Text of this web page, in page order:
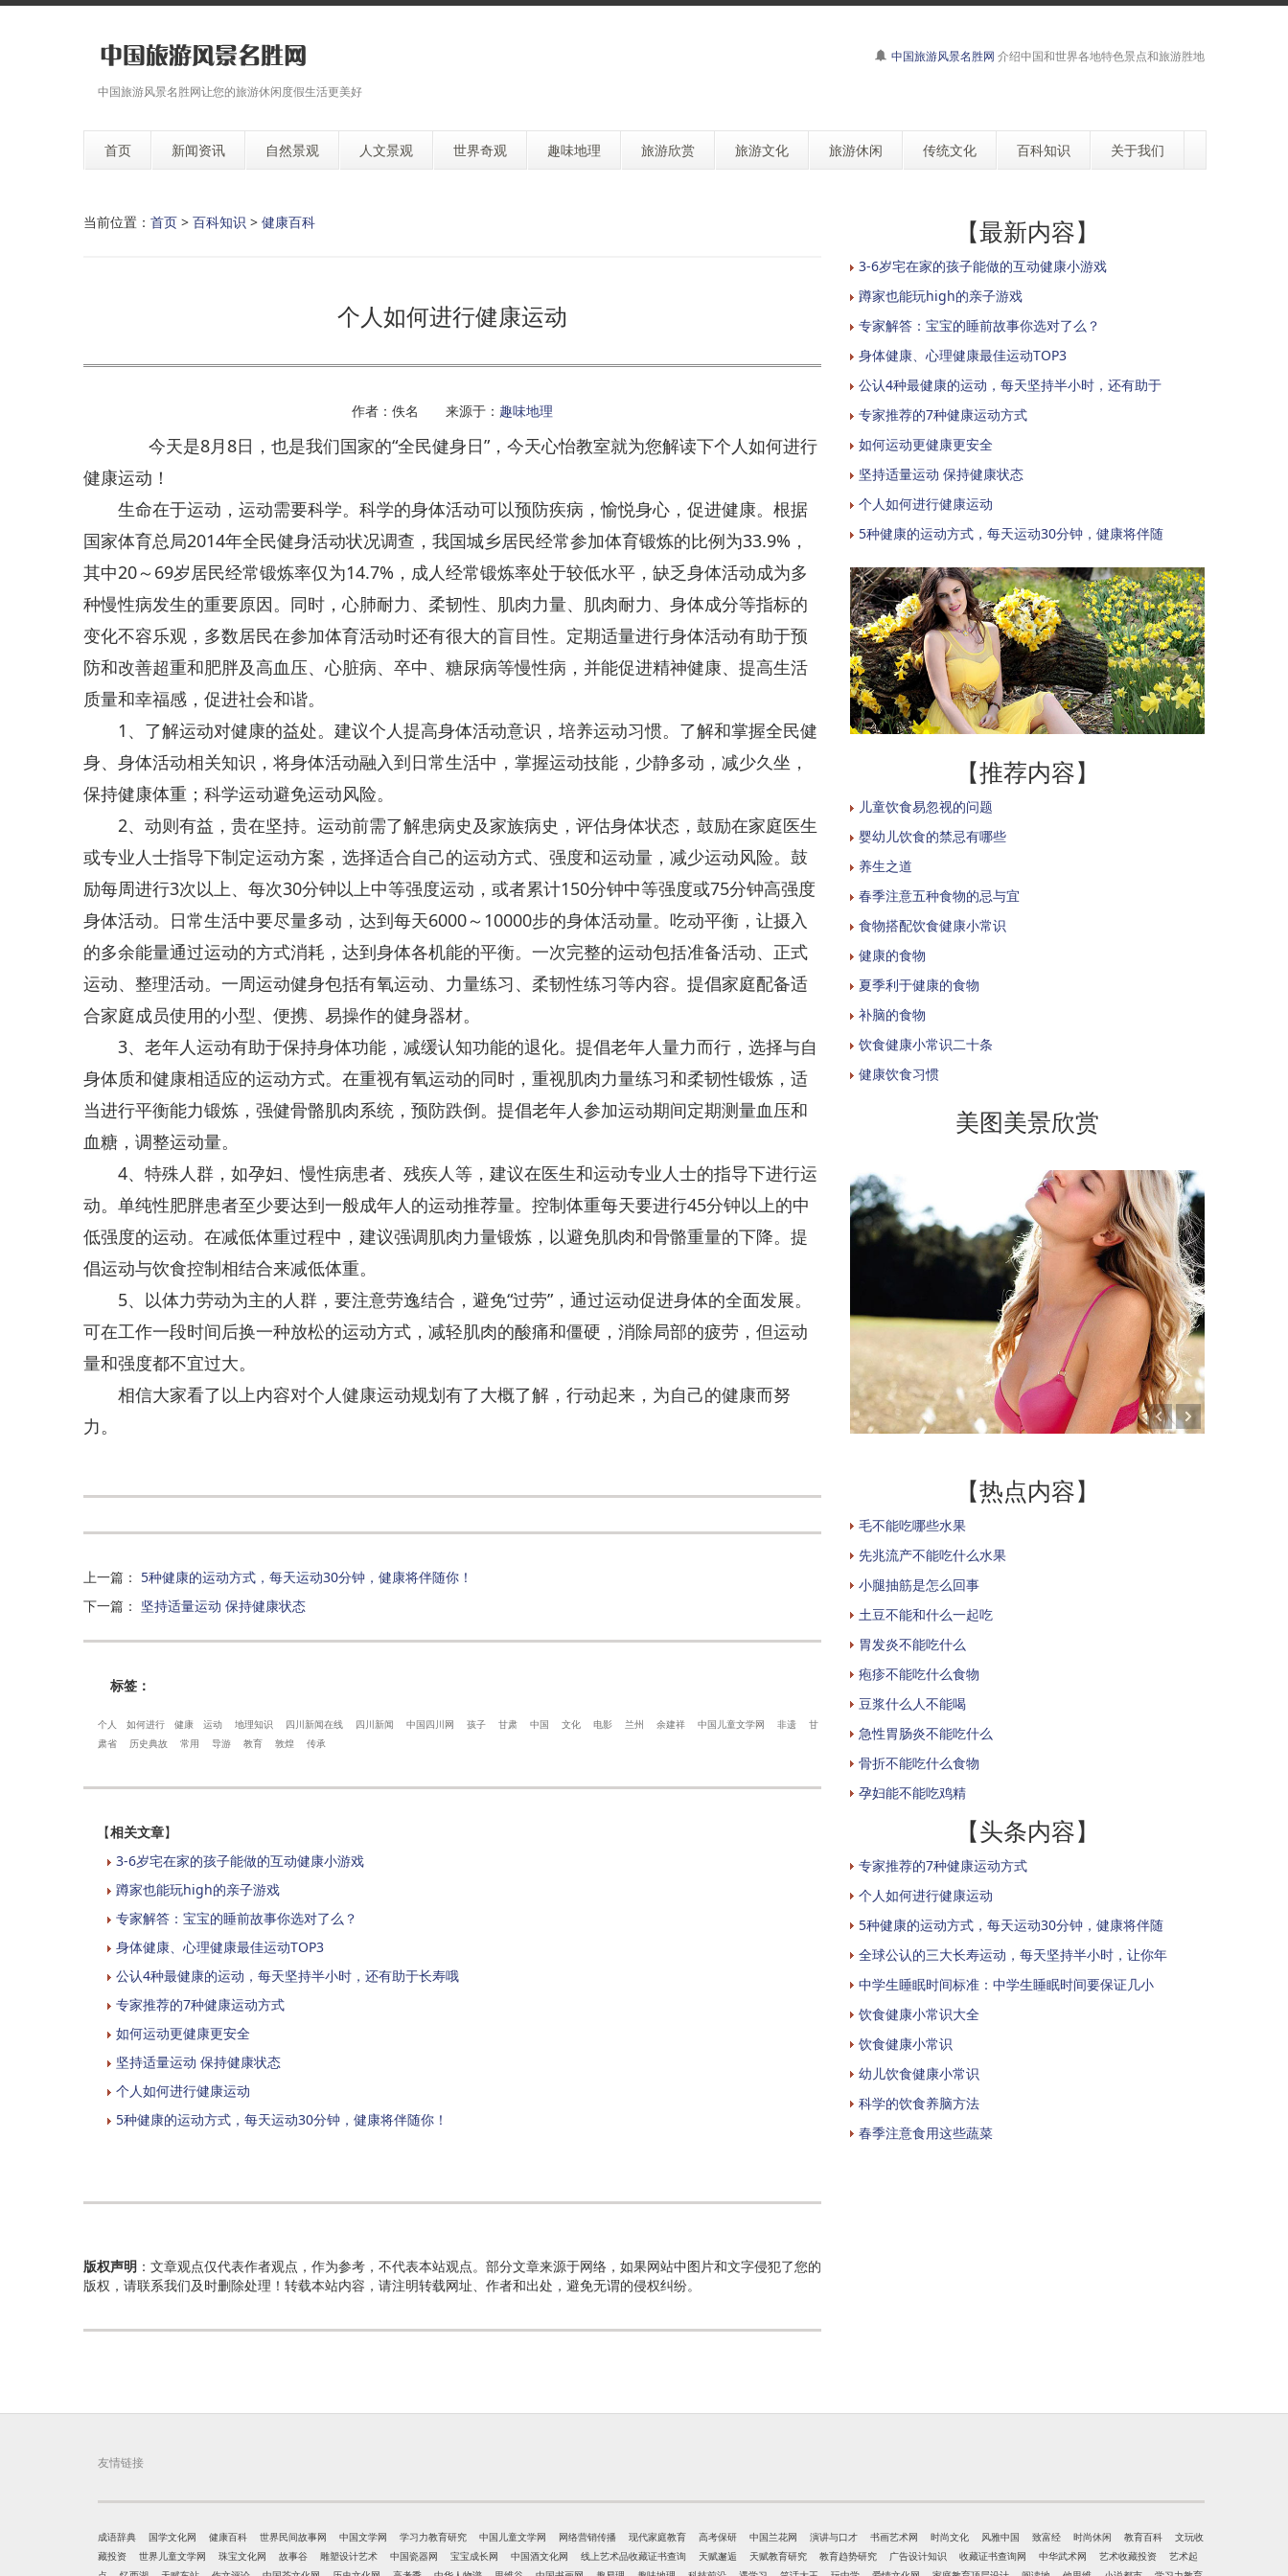
中国旅游风景名胜网让您的旅游休闲度假生活更美好
中国旅游风景名胜网 介绍中国和世界各地特色景点和旅游胜地
首页 新闻资讯 自然景观 人文景观 世界奇观 趣味地理 旅游欣赏 旅游文化 旅游休闲 传统文化 百科知识 关于我们
当前位置： 首页 > 百科知识 > 健康百科
个人如何进行健康运动
作者：佚名 来源于： 趣味地理
今天是8月8日，也是我们国家的“全民健身日”，今天心怡教室就为您解读下个人如何进行
健康运动！
生命在于运动，运动需要科学。科学的身体活动可以预防疾病，愉悦身心，促进健康。根据
国家体育总局2014年全民健身活动状况调查，我国城乡居民经常参加体育锻炼的比例为33.9%，
其中20～69岁居民经常锻炼率仅为14.7%，成人经常锻炼率处于较低水平，缺乏身体活动成为多
种慢性病发生的重要原因。同时，心肺耐力、柔韧性、肌肉力量、肌肉耐力、身体成分等指标的
变化不容乐观，多数居民在参加体育活动时还有很大的盲目性。定期适量进行身体活动有助于预
防和改善超重和肥胖及高血压、心脏病、卒中、糖尿病等慢性病，并能促进精神健康、提高生活
质量和幸福感，促进社会和谐。
1、了解运动对健康的益处。建议个人提高身体活动意识，培养运动习惯。了解和掌握全民健
身、身体活动相关知识，将身体活动融入到日常生活中，掌握运动技能，少静多动，减少久坐，
保持健康体重；科学运动避免运动风险。
2、动则有益，贵在坚持。运动前需了解患病史及家族病史，评估身体状态，鼓励在家庭医生
或专业人士指导下制定运动方案，选择适合自己的运动方式、强度和运动量，减少运动风险。鼓
励每周进行3次以上、每次30分钟以上中等强度运动，或者累计150分钟中等强度或75分钟高强度
身体活动。日常生活中要尽量多动，达到每天6000～10000步的身体活动量。吃动平衡，让摄入
的多余能量通过运动的方式消耗，达到身体各机能的平衡。一次完整的运动包括准备活动、正式
运动、整理活动。一周运动健身包括有氧运动、力量练习、柔韧性练习等内容。提倡家庭配备适
合家庭成员使用的小型、便携、易操作的健身器材。
3、老年人运动有助于保持身体功能，减缓认知功能的退化。提倡老年人量力而行，选择与自
身体质和健康相适应的运动方式。在重视有氧运动的同时，重视肌肉力量练习和柔韧性锻炼，适
当进行平衡能力锻炼，强健骨骼肌肉系统，预防跌倒。提倡老年人参加运动期间定期测量血压和
血糖，调整运动量。
4、特殊人群，如孕妇、慢性病患者、残疾人等，建议在医生和运动专业人士的指导下进行运
动。单纯性肥胖患者至少要达到一般成年人的运动推荐量。控制体重每天要进行45分钟以上的中
低强度的运动。在减低体重过程中，建议强调肌肉力量锻炼，以避免肌肉和骨骼重量的下降。提
倡运动与饮食控制相结合来减低体重。
5、以体力劳动为主的人群，要注意劳逸结合，避免“过劳”，通过运动促进身体的全面发展。
可在工作一段时间后换一种放松的运动方式，减轻肌肉的酸痛和僵硬，消除局部的疲劳，但运动
量和强度都不宜过大。
相信大家看了以上内容对个人健康运动规划有了大概了解，行动起来，为自己的健康而努
力。
上一篇 ： 5种健康的运动方式，每天运动30分钟，健康将伴随你！
下一篇 ： 坚持适量运动 保持健康状态
标签：
个人 如何进行 健康 运动 地理知识 四川新闻在线 四川新闻 中国四川网 孩子 甘肃 中国 文化 电影 兰州 余建祥 中国儿童文学网 非遗
甘
肃省
历史典故 常用 导游 教育 敦煌 传承
【相关文章】
3-6岁宅在家的孩子能做的互动健康小游戏
蹲家也能玩high的亲子游戏
专家解答：宝宝的睡前故事你选对了么？
身体健康、心理健康最佳运动TOP3
公认4种最健康的运动，每天坚持半小时，还有助于长寿哦
专家推荐的7种健康运动方式
如何运动更健康更安全
坚持适量运动 保持健康状态
个人如何进行健康运动
5种健康的运动方式，每天运动30分钟，健康将伴随你！
版权声明 ：文章观点仅代表作者观点，作为参考，不代表本站观点。部分文章来源于网络，如果网站中图片和文字侵犯了您的
版权，请联系我们及时删除处理！转载本站内容，请注明转载网址、作者和出处，避免无谓的侵权纠纷。
【最新内容】
3-6岁宅在家的孩子能做的互动健康小游戏
蹲家也能玩high的亲子游戏
专家解答：宝宝的睡前故事你选对了么？
身体健康、心理健康最佳运动TOP3
公认4种最健康的运动，每天坚持半小时，还有助于
专家推荐的7种健康运动方式
如何运动更健康更安全
坚持适量运动 保持健康状态
个人如何进行健康运动
5种健康的运动方式，每天运动30分钟，健康将伴随
【推荐内容】
儿童饮食易忽视的问题
婴幼儿饮食的禁忌有哪些
养生之道
春季注意五种食物的忌与宜
食物搭配饮食健康小常识
健康的食物
夏季利于健康的食物
补脑的食物
饮食健康小常识二十条
健康饮食习惯
美图美景欣赏
【热点内容】
毛不能吃哪些水果
先兆流产不能吃什么水果
小腿抽筋是怎么回事
土豆不能和什么一起吃
胃发炎不能吃什么
疱疹不能吃什么食物
豆浆什么人不能喝
急性胃肠炎不能吃什么
骨折不能吃什么食物
孕妇能不能吃鸡精
【头条内容】
专家推荐的7种健康运动方式
个人如何进行健康运动
5种健康的运动方式，每天运动30分钟，健康将伴随
全球公认的三大长寿运动，每天坚持半小时，让你年
中学生睡眠时间标准：中学生睡眠时间要保证几小
饮食健康小常识大全
饮食健康小常识
幼儿饮食健康小常识
科学的饮食养脑方法
春季注意食用这些蔬菜
友情链接
成语辞典 国学文化网 健康百科 世界民间故事网 中国文学网 学习力教育研究 中国儿童文学网 网络营销传播 现代家庭教育 高考保研 中国兰花网 演讲与口才 书画艺术网 时尚文化 风雅中国 致富经 时尚休闲 教育百科
文玩收
藏投资
世界儿童文学网 珠宝文化网 故事谷 雕塑设计艺术 中国瓷器网 宝宝成长网 中国酒文化网 线上艺术品收藏证书查询 天赋邂逅 天赋教育研究 教育趋势研究 广告设计知识 收藏证书查询网 中华武术网 艺术收藏投资
艺术起